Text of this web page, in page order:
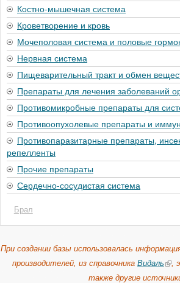
Костно-мышечная система
Кроветворение и кровь
Мочеполовая система и половые
Нервная система
Пищеварительный тракт и обмен
Препараты для лечения заболеваний
Противомикробные препараты для
Противоопухолевые препараты и
Противопаразитарные препараты,
репелленты
Прочие препараты
Сердечно-сосудистая система
Брал
При создании базы использовалась
производителей, из справочника Видаль ,
также другие